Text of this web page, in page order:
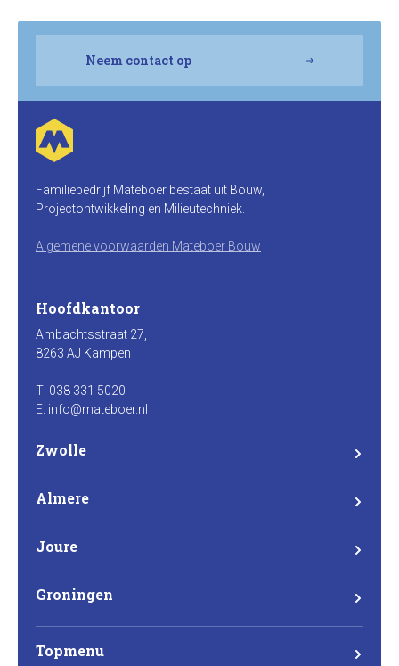
Neem contact op
Familiebedrijf Mateboer bestaat uit Bouw,
Projectontwikkeling en Milieutechniek.
Algemene voorwaarden Mateboer Bouw
Hoofdkantoor
Ambachtsstraat 27,
8263 AJ Kampen
T: 038 331 5020
E: info@mateboer.nl
Zwolle
8042 PD Zwolle
Almere
1317 NZ Almere
Joure
8501 XC Joure
Groningen
Topmenu